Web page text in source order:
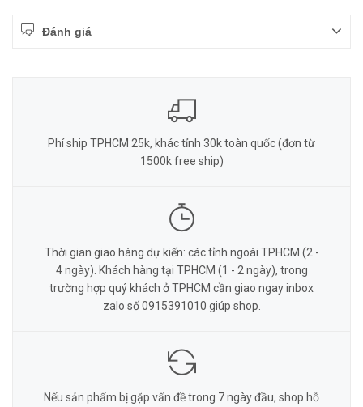
Đánh giá
Phí ship TPHCM 25k, khác tỉnh 30k toàn quốc (đơn từ
1500k free ship)
Thời gian giao hàng dự kiến: các tỉnh ngoài TPHCM (2 -
4 ngày). Khách hàng tại TPHCM (1 - 2 ngày), trong
trường hợp quý khách ở TPHCM cần giao ngay inbox
zalo số 0915391010 giúp shop.
Nếu sản phẩm bị gặp vấn đề trong 7 ngày đầu, shop hỗ